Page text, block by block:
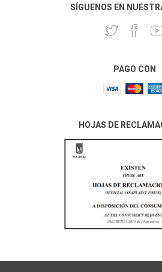
SÍGUENOS EN
PAGO CON
HOJAS DE